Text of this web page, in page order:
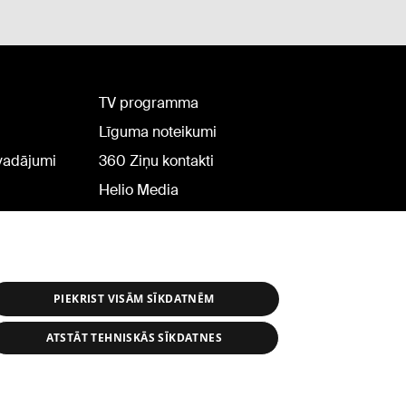
TV programma
Līguma noteikumi
360 Ziņu kontakti
Helio Media
PIEKRIST VISĀM SĪKDATNĒM
ATSTĀT TEHNISKĀS SĪKDATNES